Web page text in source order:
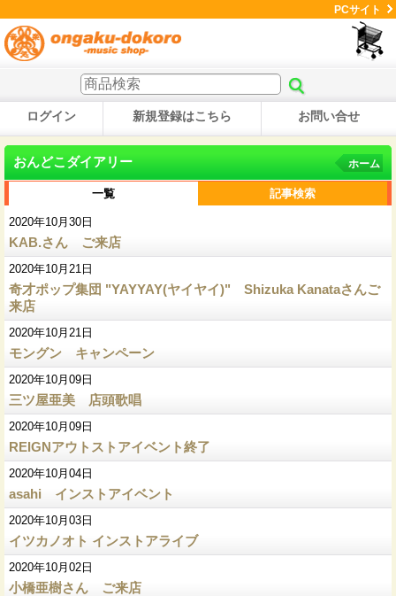
PCサイト
ログイン 新規登録はこちら お問い合せ
おんどこダイアリー ホーム
一覧 記事検索
2020年10月30日
KAB.さん ご来店
2020年10月21日
奇才ポップ集団 "YAYYAY(ヤイヤイ)" Shizuka Kanataさんご
来店
2020年10月21日
モングン キャンペーン
2020年10月09日
三ツ屋亜美 店頭歌唱
2020年10月09日
REIGNアウトストアイベント終了
2020年10月04日
asahi インストアイベント
2020年10月03日
イツカノオト インストアライブ
2020年10月02日
小橋亜樹さん ご来店